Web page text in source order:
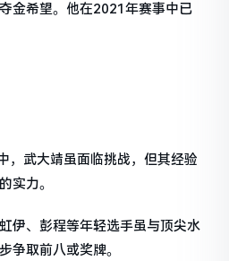
金希望。他在2021年赛事中已
，武大靖虽面临挑战，但其经验
实力。
伊、彭程等年轻选手虽与顶尖水
争取前八或奖牌。